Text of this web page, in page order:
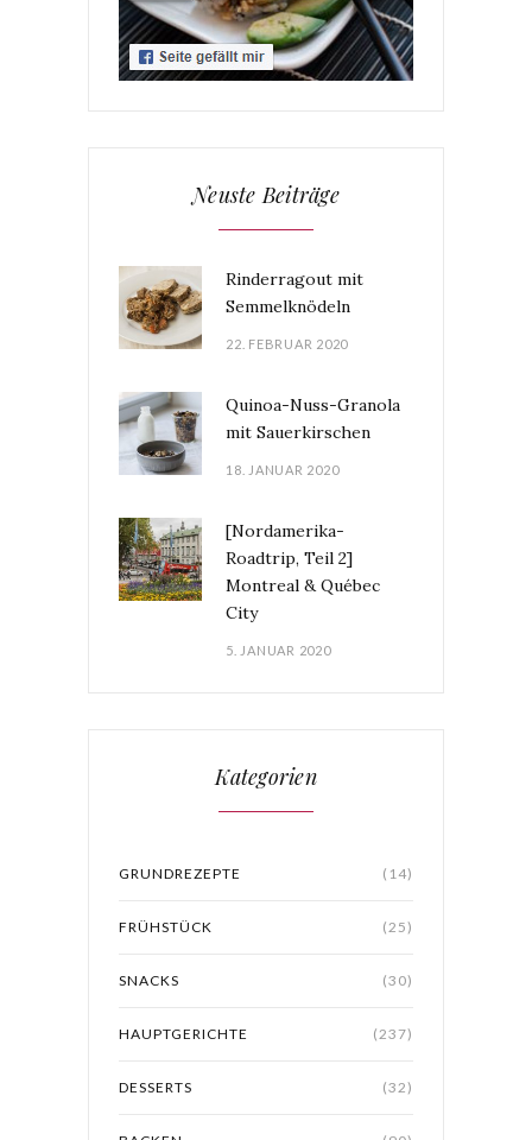
Neuste Beiträge
Rinderragout mit
Semmelknödeln
22. FEBRUAR 2020
Quinoa-Nuss-Granola
mit Sauerkirschen
18. JANUAR 2020
[Nordamerika-
Roadtrip, Teil 2]
Montreal & Québec
City
5. JANUAR 2020
Kategorien
GRUNDREZEPTE (14)
FRÜHSTÜCK (25)
SNACKS (30)
HAUPTGERICHTE (237)
DESSERTS (32)